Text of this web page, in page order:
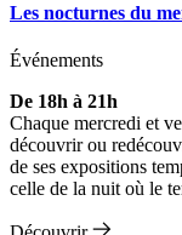
Les nocturnes du
Événements
De 18h à 21h
Chaque mercredi et
découvrir ou
de ses expositions
celle de la nuit où le